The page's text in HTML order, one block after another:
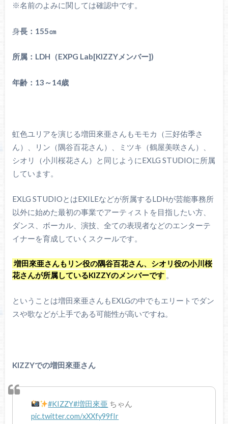
※名前のよみに関しては確認中です。
身長：155㎝
所属：LDH（EXPG Lab[KIZZYメンバー])
年齢：13～14歳
虹色ユリアを演じる増田來亜さんもモモカ（三好佑季さ
ん）、リン（隅谷百花さん）、ミツキ（鶴屋美咲さん）、
シオリ（小川桜花さん）と同じようにEXLG STUDIOに所属
しています。
EXLG STUDIOとはEXILEなどが所属するLDHが芸能事務所
以外に始めた最初の事業でアーティストを目指したい方、
ダンス、ボーカル、演技、全ての表現者などのエンターテ
イナーを育成していくスクールです。
増田來亜さんもリン役の隅谷百花さん、シオリ役の小川桜
花さんが所属しているKIZZYのメンバーです 。
ということは増田來亜さんもEXLGの中でもエリートでダン
スや歌などが上手である可能性が高いですね。
KIZZYでの増田來亜さん
#KIZZY#増田來亜 ちゃん
pic.twitter.com/xXXfy99fIr